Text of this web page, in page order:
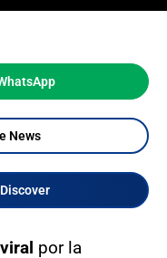
News
por la